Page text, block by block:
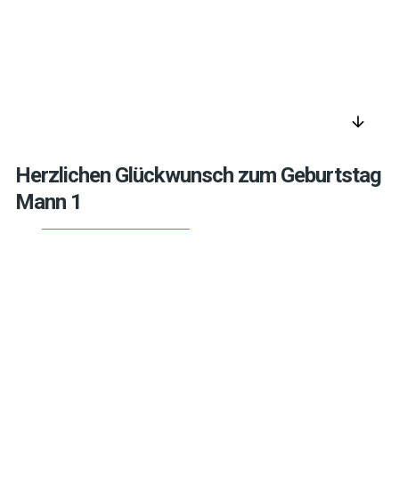
arrow_downward
Herzlichen Glückwunsch zum Geburtstag
Mann 1